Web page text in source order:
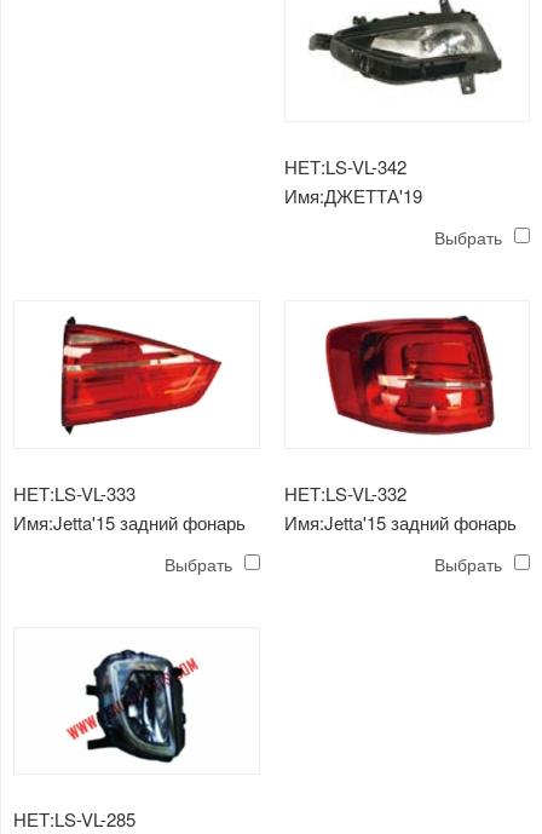
НЕТ:LS-VL-342
Имя:ДЖЕТТА'19
Выбрать
НЕТ:LS-VL-333
Имя:Jetta'15 задний фонарь
Выбрать
НЕТ:LS-VL-332
Имя:Jetta'15 задний фонарь
Выбрать
НЕТ:LS-VL-285